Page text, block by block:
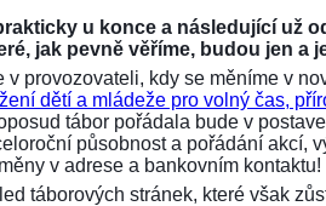
u konce a následující už
jak pevně věříme, budou jen a
v provozovateli, kdy se měníme v
dětí a mládeže pro volný čas,
tábor pořádala bude v
působnost a pořádání akcí,
v adrese a bankovním kontaktu!
táborových stránek, které však